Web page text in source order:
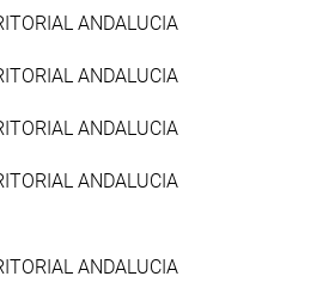
ANDALUCIA
ANDALUCIA
ANDALUCIA
ANDALUCIA
ANDALUCIA